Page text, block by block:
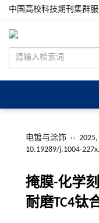
中国高校科技期刊集群
电镀与涂饰 ›› 2025,
10.19289/j.1004-
掩膜-化学
耐磨TC4钛